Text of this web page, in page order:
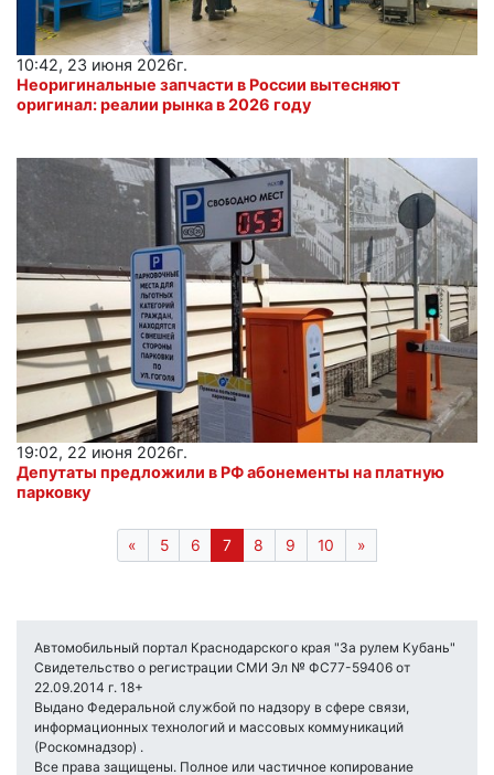
10:42, 23 июня 2026г.
Неоригинальные запчасти в России вытесняют
оригинал: реалии рынка в 2026 году
19:02, 22 июня 2026г.
Депутаты предложили в РФ абонементы на платную
парковку
« 5 6 7 8 9 10 »
Автомобильный портал Краснодарского края "За рулем Кубань"
Свидетельство о регистрации СМИ Эл № ФС77-59406 от
22.09.2014 г. 18+
Выдано Федеральной службой по надзору в сфере связи,
информационных технологий и массовых коммуникаций
(Роскомнадзор) .
Все права защищены. Полное или частичное копирование